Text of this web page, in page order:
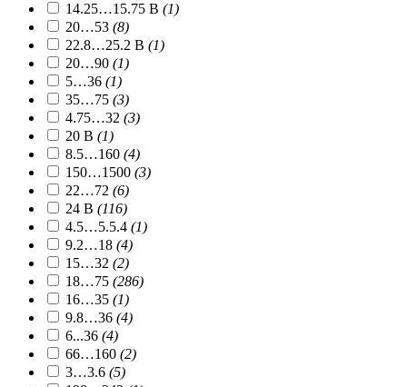
14.25…15.75 В (1)
20…53 (8)
22.8…25.2 В (1)
20…90 (1)
5…36 (1)
35…75 (3)
4.75…32 (3)
20 В (1)
8.5…160 (4)
150…1500 (3)
22…72 (6)
24 В (116)
4.5…5.5.4 (1)
9.2…18 (4)
15…32 (2)
18…75 (286)
16…35 (1)
9.8…36 (4)
6...36 (4)
66…160 (2)
3…3.6 (5)